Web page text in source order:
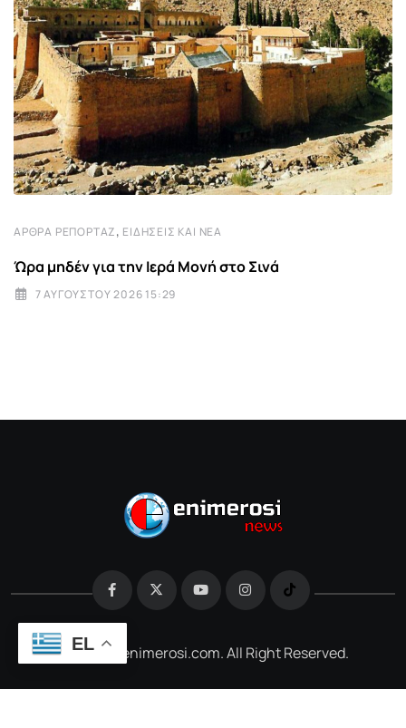
ΆΡΘΡΑ ΡΕΠΟΡΤΆΖ, ΕΙΔΉΣΕΙΣ ΚΑΙ ΝΈΑ
Ώρα μηδέν για την Ιερά Μονή στο Σινά
7 ΑΥΓΟΎΣΤΟΥ 2026 15:29
@2026 e-enimerosi.com. All Right Reserved.
EL